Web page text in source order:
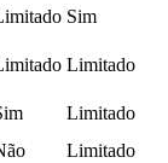
Sim
Limitado
Limitado
Limitado